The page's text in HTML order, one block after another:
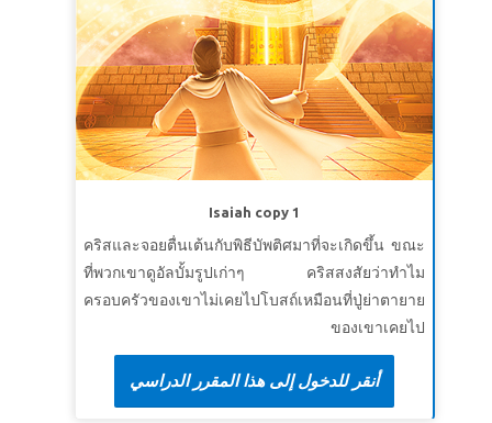
เราอยู่ที่ไหนผู้รับใช้ของเราจะอยู่ที่นั่นด้วย”ยอห์น
12:26ก
บทเรียนที่ 2 ใหม่เอี่ยม
สุดยอดแห่งความจริง:: ฉันเป็นคนใหม่ในพระคริสต์
สุดยอดพระวจนะ:ท่านถูกฝังไว้กับพระองค์ในพิธีบัพ
ติศมา และทรงให้ท่านเป็นขึ้นจากตายกับพระองค์
ผ่านทางความเชื่อของท่านในฤทธิ์อำนาจของ
โคโลสี
บทเรียนที่ 3 นำผู้อื่นมาหาพระเยซู
พระเยซูทรงเรียกให้เรานำผู้
สุดยอดพระวจนะ:“ดังนั้นจงไปสร้างสาวกจากมวล
Isaiah copy 1
คริสและจอยตื่นเต้นกับพิธีบัพติศมาที่จะเกิดขึ้น ขณะ
ที่พวกเขาดูอัลบั้มรูปเก่าๆ คริสสงสัยว่าทำไม
ครอบครัวของเขาไม่เคยไปโบสถ์เหมือนที่ปู่ย่าตายาย
ของเขาเคยไป
บทเรียนที่ 2 ส่งข้าพระองค์ไปเถิด!
สุดยอดแห่งความจริง:พระเจ้าทรงมองหาคนที่
أنقر للدخول إلى هذا المقرر الدراسي